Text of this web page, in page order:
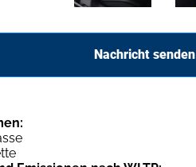
Nachricht senden